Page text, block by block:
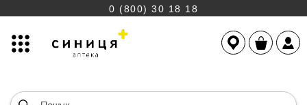
0 (800) 30 18 18